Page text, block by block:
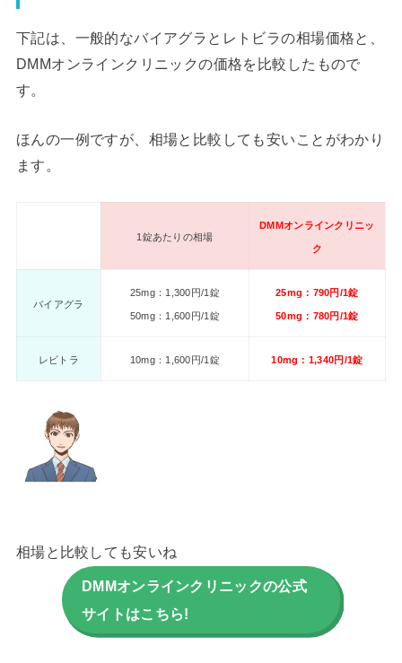
下記は、一般的なバイアグラとレトビラの相場価格と、
DMMオンラインクリニックの価格を比較したもので
す。
ほんの一例ですが、相場と比較しても安いことがわかり
ます。
1錠あたりの相場
DMMオンラインクリニッ
ク
バイアグラ
25mg：1,300円/1錠
50mg：1,600円/1錠
25mg：790円/1錠
50mg：780円/1錠
レビトラ 10mg：1,600円/1錠 10mg：1,340円/1錠
相場と比較しても安いね
DMMオンラインクリニックの公式
サイトはこちら!